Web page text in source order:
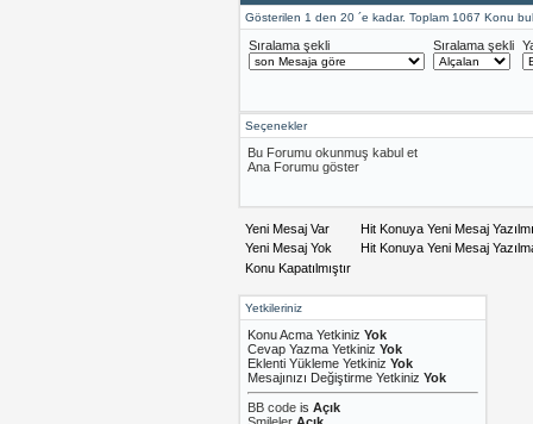
Gösterilen 1 den 20 ´e kadar. Toplam 1067 Konu
Sıralama şekli Sıralama şekli
Seçenekler
Bu Forumu okunmuş kabul et
Ana Forumu göster
Yeni Mesaj Var
Hit Konuya Yeni Mesaj
Yeni Mesaj Yok
Hit Konuya Yeni Mesaj
Konu Kapatılmıştır
Yetkileriniz
Konu Acma Yetkiniz Yok
Cevap Yazma Yetkiniz Yok
Eklenti Yükleme Yetkiniz Yok
Mesajınızı Değiştirme Yetkiniz Yok
BB code is Açık